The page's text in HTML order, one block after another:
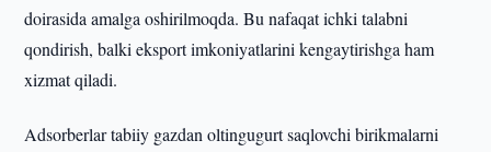
doirasida amalga oshirilmoqda. Bu nafaqat ichki talabni
qondirish, balki eksport imkoniyatlarini kengaytirishga ham
xizmat qiladi.
Adsorberlar tabiiy gazdan oltingugurt saqlovchi birikmalarni